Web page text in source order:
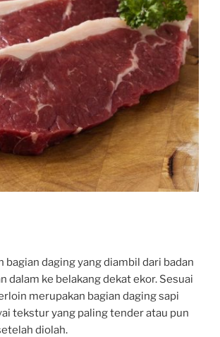
bagian daging yang diambil dari badan
dalam ke belakang dekat ekor. Sesuai
merupakan bagian daging sapi
tekstur yang paling tender atau pun
diolah.